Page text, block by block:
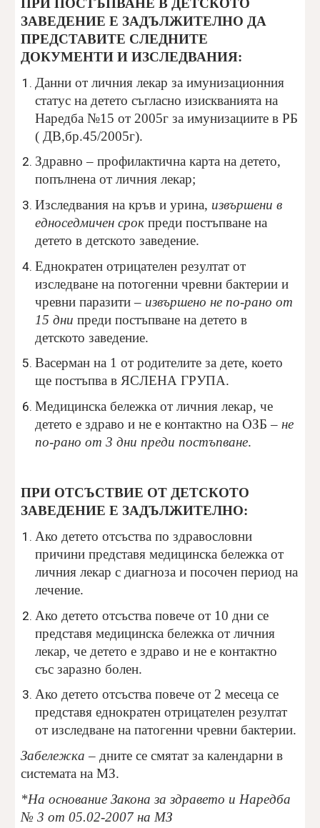
ПРИ ПОСТЪПВАНЕ В ДЕТСКОТО
ЗАВЕДЕНИЕ Е ЗАДЪЛЖИТЕЛНО ДА
ПРЕДСТАВИТЕ СЛЕДНИТЕ
ДОКУМЕНТИ И ИЗСЛЕДВАНИЯ:
Данни от личния лекар за имунизационния
статус на детето съгласно изискванията на
Наредба №15 от 2005г за имунизациите в РБ
( ДВ,бр.45/2005г).
Здравно – профилактична карта на детето,
попълнена от личния лекар;
Изследвания на кръв и урина, извършени в
едноседмичен срок преди постъпване на
детето в детското заведение.
Еднократен отрицателен резултат от
изследване на потогенни чревни бактерии и
чревни паразити – извършено не по-рано от
15 дни преди постъпване на детето в
детското заведение.
Васерман на 1 от родителите за дете, което
ще постъпва в ЯСЛЕНА ГРУПА.
Медицинска бележка от личния лекар, че
детето е здраво и не е контактно на ОЗБ – не
по-рано от 3 дни преди постъпване.
ПРИ ОТСЪСТВИЕ ОТ ДЕТСКОТО
ЗАВЕДЕНИЕ Е ЗАДЪЛЖИТЕЛНО:
Ако детето отсъства по здравословни
причини представя медицинска бележка от
личния лекар с диагноза и посочен период на
лечение.
Ако детето отсъства повече от 10 дни се
представя медицинска бележка от личния
лекар, че детето е здраво и не е контактно
със заразно болен.
Ако детето отсъства повече от 2 месеца се
представя еднократен отрицателен резултат
от изследване на патогенни чревни бактерии.
Забележка – дните се смятат за календарни в
системата на МЗ.
*На основание Закона за здравето и Наредба
№ 3 от 05.02-2007 на МЗ